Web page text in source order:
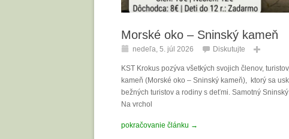
Morské oko – Sninský kameň
nedeľa, 5. júl 2026 Diskutujte
KST Krokus pozýva všetkých svojich členov,
kameň (Morské oko – Sninský kameň), ktorý sa
bežných turistov a rodiny s deťmi. Samotný
Na vrchol
pokračovanie článku →